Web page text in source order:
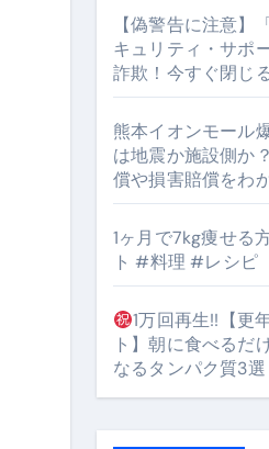
るのが独自ドメイン
で手に入れる方法
衛システム」完全ガイド
ド
実践大全
／FDA／ソラシドエアを
。いま選ばれている新定番ドメ
#美容 #健康 #雑学 #ナレー
【偽警告に注意】
キュリティ・サポ
詐欺！今すぐ閉じ
熊本イオンモール
は地震か施設側か
償や損害賠償をわ
1ヶ月で7kg痩せる
ト #料理 #レシピ
1万回再生!!【更
ト】朝に食べるだ
なるタンパク質3選